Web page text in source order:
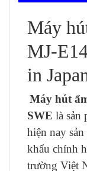
Máy
MJ-
in
Máy hút
SWE là sản
hiện nay
khẩu chính
trường Việt